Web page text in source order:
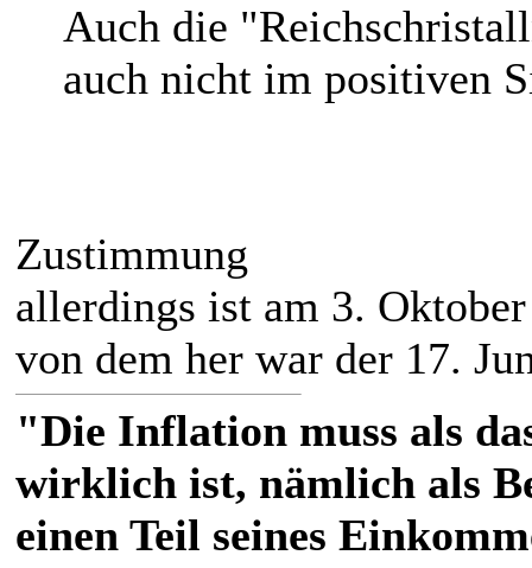
Auch die
auch nicht im positiven
Zustimmung
allerdings ist am 3.
von dem her war der 17.
"Die Inflation muss als
wirklich ist, nämlich als
einen Teil seines